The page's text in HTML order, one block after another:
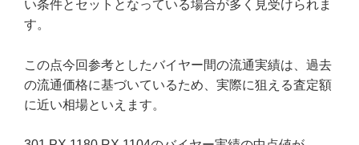
い条件とセットとなっている場合が多く見受けられま
す。
この点今回参考としたバイヤー間の流通実績は、過去
の流通価格に基づいているため、実際に狙える査定額
に近い相場といえます。